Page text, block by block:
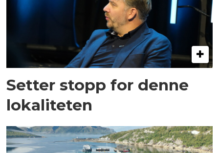
Setter stopp for denne
lokaliteten